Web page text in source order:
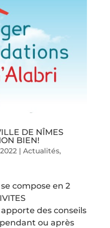
DE NÎMES
BIEN!
| Actualités,
compose en 2
apporte des conseils
ou après